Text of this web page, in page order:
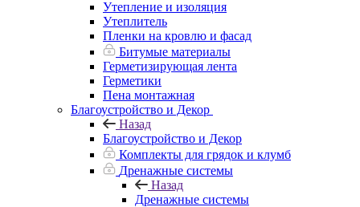
Утепление и изоляция
Утеплитель
Пленки на кровлю и фасад
Битумые материалы
Герметизирующая лента
Герметики
Пена монтажная
Благоустройство и Декор
Назад
Благоустройство и Декор
Комплекты для грядок и клумб
Дренажные системы
Назад
Дренажные системы